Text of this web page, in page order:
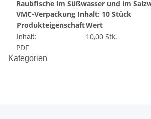
Raubfische im Süßwasser und im
VMC-Verpackung Inhalt: 10 Stück
ProdukteigenschaftWert
Inhalt:
10,00 Stk.
PDF
Kategorien